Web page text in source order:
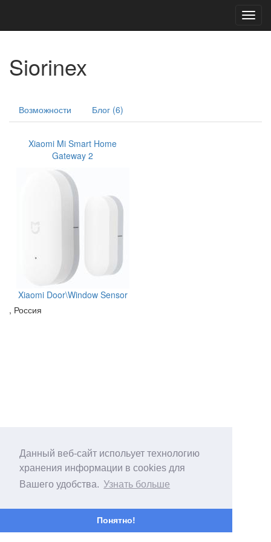
Данный веб-сайт испольует технологию
хранения информации в cookies для
Вашего удобства. Узнать больше
Понятно!
Siorinex
Возможности Блог (6)
Xiaomi Mi Smart Home
Gateway 2
Xiaomi Door\Window Sensor
, Россия